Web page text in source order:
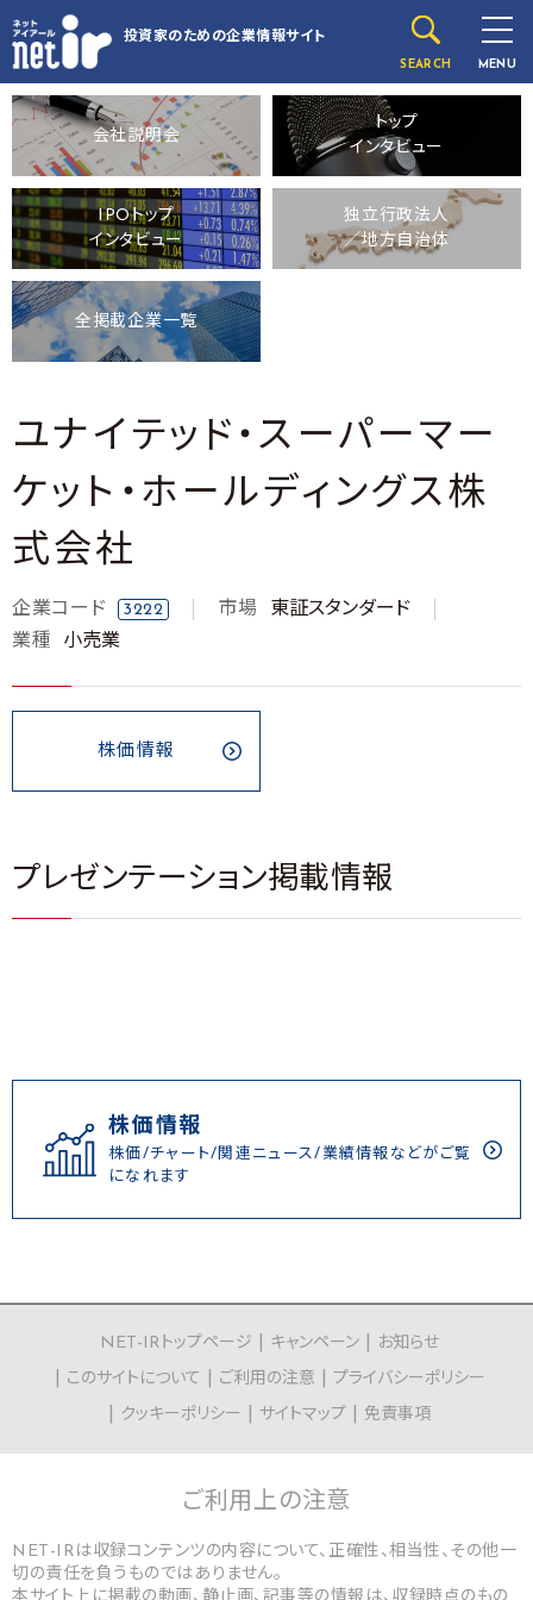
投資家のための企業情報サイト
SEARCH MENU
会社説明会
トップ
インタビュー
IPOトップ
インタビュー
独立行政法人
／地方自治体
全掲載企業一覧
ユナイテッド・スーパーマー
ケット・ホールディングス株
式会社
企業コード 3222 市場
東証スタンダード
業種
小売業
株価情報
プレゼンテーション掲載情報
株価情報
株価/チャート/関連ニュース/業績情報などがご覧
になれます
NET-IRトップページ キャンペーン
お知らせ
このサイトについて
ご利用の注意
プライバシーポリシー
クッキーポリシー
サイトマップ 免責事項
ご利用上の注意
NET-IRは収録コンテンツの内容について、正確性、相当性、その他一
切の責任を負うものではありません。